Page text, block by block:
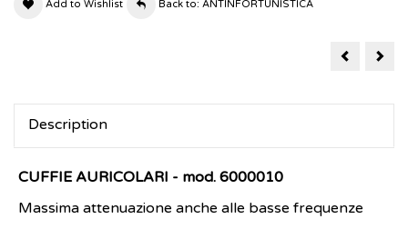
Add to Wishlist Back to: ANTINFORTUNISTICA
GLOVE
Description
CUFFIE AURICOLARI - mod. 6000010
Massima attenuazione anche alle basse frequenze